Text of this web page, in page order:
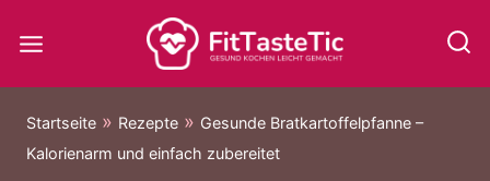
Inhalt
Startseite » Rezepte » Gesunde Bratkartoffelpfanne –
Kalorienarm und einfach zubereitet